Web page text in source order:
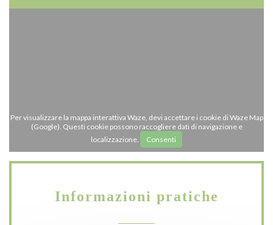
Per visualizzare la mappa interattiva Waze, devi accettare i cookie di Waze Map
(Google). Questi cookie possono raccogliere dati di navigazione e
localizzazione.
Consenti
Informazioni pratiche